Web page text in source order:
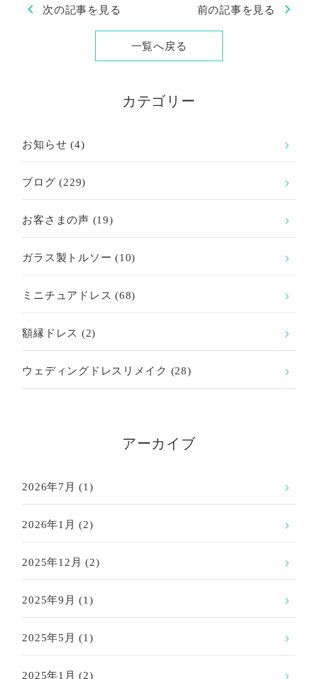
chevron_left 次の記事を見る 前の記事を見る chevron_right
一覧へ戻る
カテゴリー
お知らせ (4)
ブログ (229)
お客さまの声 (19)
ガラス製トルソー (10)
ミニチュアドレス (68)
額縁ドレス (2)
ウェディングドレスリメイク (28)
アーカイブ
2026年7月 (1)
2026年1月 (2)
2025年12月 (2)
2025年9月 (1)
2025年5月 (1)
2025年1月 (2)